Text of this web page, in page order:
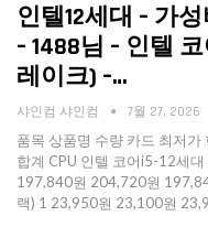
인텔12세대 – 가
– 1488님 – 인텔
레이크) –…
샤인컴 샤인컴 7월 27, 2026
품목 상품명 수량 카드 최저
합계 CPU 인텔 코어i5-12세
197,840원 204,720원
랙) 1 23,950원 23,100원